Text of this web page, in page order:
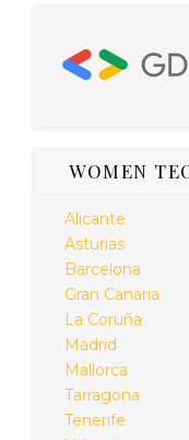
WOMEN
Alicante
Asturias
Barcelona
Gran Canaria
La Coruña
Madrid
Mallorca
Tarragona
Tenerife